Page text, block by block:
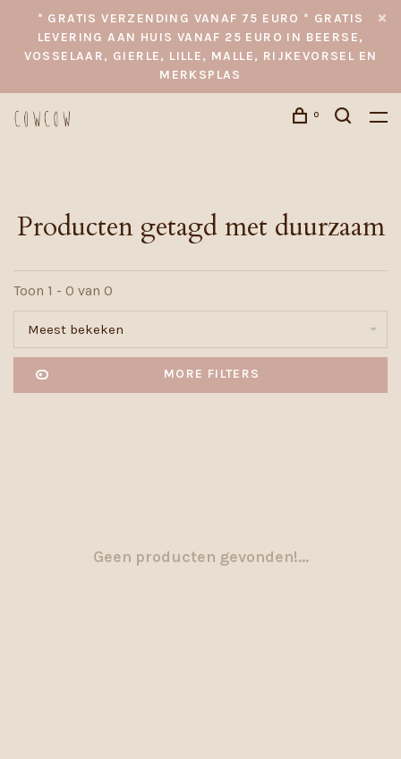
* GRATIS VERZENDING VANAF 75 EURO * GRATIS
LEVERING AAN HUIS VANAF 25 EURO IN BEERSE,
VOSSELAAR, GIERLE, LILLE, MALLE, RIJKEVORSEL EN
MERKSPLAS
0
Producten getagd met duurzaam
Toon 1 - 0 van 0
Meest bekeken
MORE FILTERS
Geen producten gevonden!...